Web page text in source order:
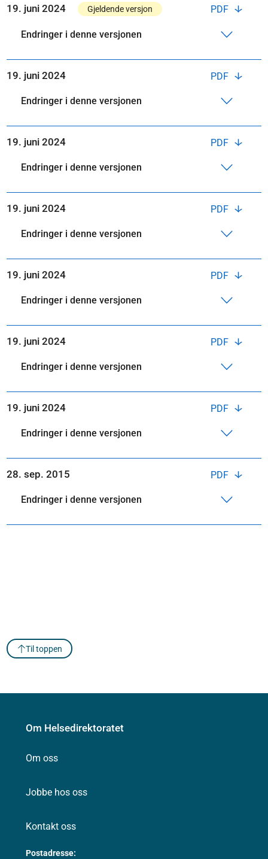
PDF
19. juni 2024 Gjeldende versjon
Endringer i denne versjonen
PDF
19. juni 2024
Endringer i denne versjonen
PDF
19. juni 2024
Endringer i denne versjonen
PDF
19. juni 2024
Endringer i denne versjonen
PDF
19. juni 2024
Endringer i denne versjonen
PDF
19. juni 2024
Endringer i denne versjonen
PDF
19. juni 2024
Endringer i denne versjonen
PDF
28. sep. 2015
Endringer i denne versjonen
Til toppen
Om Helsedirektoratet
Om oss
Jobbe hos oss
Kontakt oss
Postadresse: